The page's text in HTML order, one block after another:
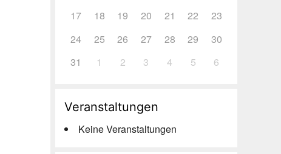
17
18 19 20 21 22
23
24
25 26 27 28 29
30
31
1 2 3 4 5 6
Veranstaltungen
Keine Veranstaltungen